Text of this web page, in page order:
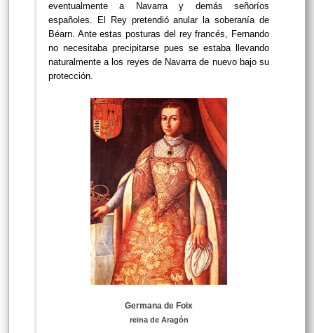
eventualmente a Navarra y demás señoríos
españoles. El Rey pretendió anular la soberanía de
Béarn. Ante estas posturas del rey francés, Fernando
no necesitaba precipitarse pues se estaba llevando
naturalmente a los reyes de Navarra de nuevo bajo su
protección.
Germana de Foix
reina de Aragón